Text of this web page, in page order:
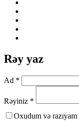
Rəy yaz
Ad *
Rəyiniz *
Oxudum və razıyam